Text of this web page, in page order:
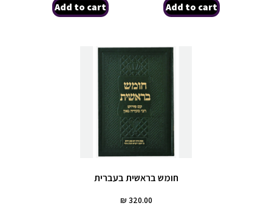
Add to cart Add to cart
חומש בראשית בעברית
₪ 320.00